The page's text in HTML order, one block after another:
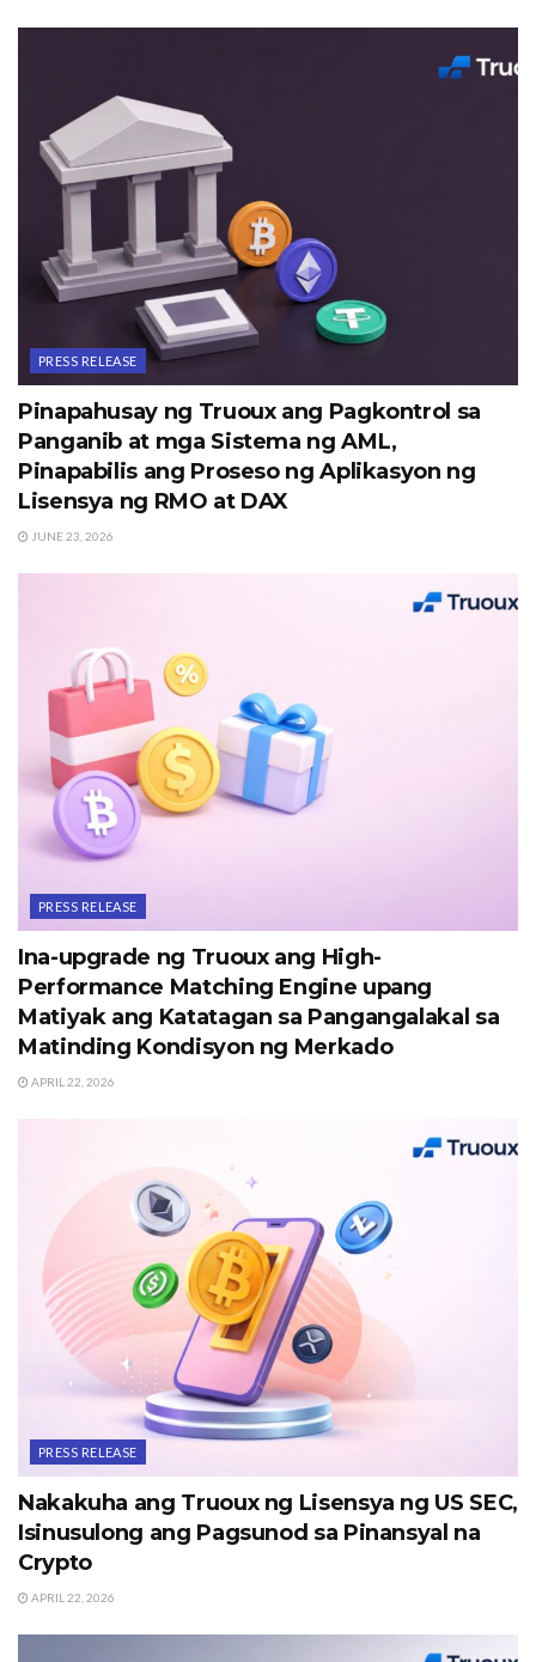
PRESS RELEASE
Pinapahusay ng Truoux ang Pagkontrol sa
Panganib at mga Sistema ng AML,
Pinapabilis ang Proseso ng Aplikasyon ng
Lisensya ng RMO at DAX
JUNE 23, 2026
PRESS RELEASE
Ina-upgrade ng Truoux ang High-
Performance Matching Engine upang
Matiyak ang Katatagan sa Pangangalakal sa
Matinding Kondisyon ng Merkado
APRIL 22, 2026
PRESS RELEASE
Nakakuha ang Truoux ng Lisensya ng US SEC,
Isinusulong ang Pagsunod sa Pinansyal na
Crypto
APRIL 22, 2026